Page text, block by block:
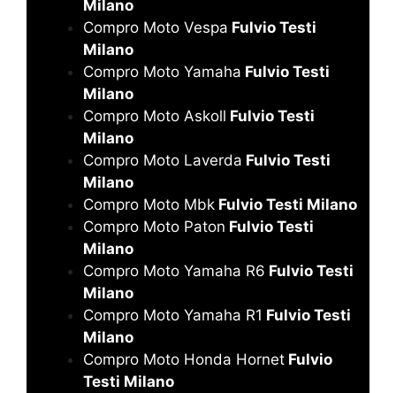
Milano
Compro Moto Vespa Fulvio Testi
Milano
Compro Moto Yamaha Fulvio Testi
Milano
Compro Moto Askoll Fulvio Testi
Milano
Compro Moto Laverda Fulvio Testi
Milano
Compro Moto Mbk Fulvio Testi Milano
Compro Moto Paton Fulvio Testi
Milano
Compro Moto Yamaha R6 Fulvio Testi
Milano
Compro Moto Yamaha R1 Fulvio Testi
Milano
Compro Moto Honda Hornet Fulvio
Testi Milano